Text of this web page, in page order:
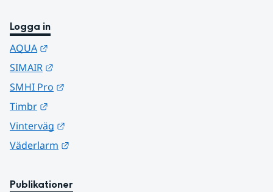
Logga in
AQUA
SIMAIR
SMHI Pro
Timbr
Vinterväg
Väderlarm
Publikationer